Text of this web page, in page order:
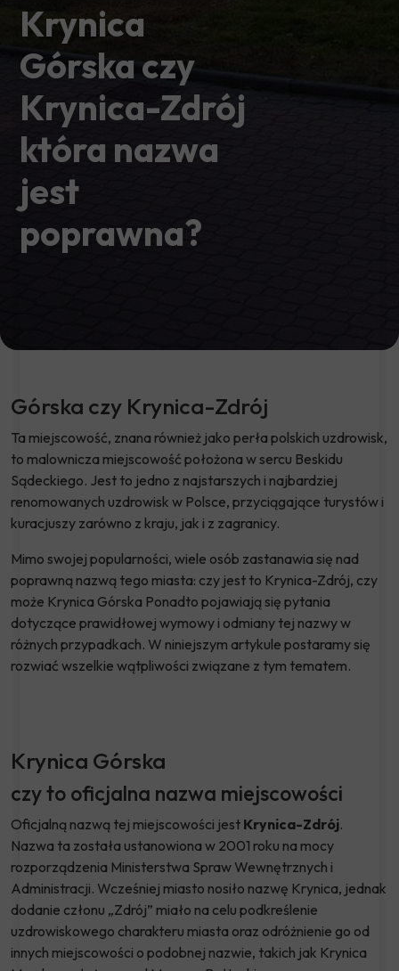
Krynica
Górska czy
Krynica-Zdrój
która nazwa
jest
poprawna?
Górska czy Krynica-Zdrój
Ta miejscowość, znana również jako perła polskich uzdrowisk,
to malownicza miejscowość położona w sercu Beskidu
Sądeckiego. Jest to jedno z najstarszych i najbardziej
renomowanych uzdrowisk w Polsce, przyciągające turystów i
kuracjuszy zarówno z kraju, jak i z zagranicy.
Mimo swojej popularności, wiele osób zastanawia się nad
poprawną nazwą tego miasta: czy jest to Krynica-Zdrój, czy
może Krynica Górska Ponadto pojawiają się pytania
dotyczące prawidłowej wymowy i odmiany tej nazwy w
różnych przypadkach. W niniejszym artykule postaramy się
rozwiać wszelkie wątpliwości związane z tym tematem.
Krynica Górska
czy to oficjalna nazwa miejscowości
Oficjalną nazwą tej miejscowości jest Krynica-Zdrój.
Nazwa ta została ustanowiona w 2001 roku na mocy
rozporządzenia Ministerstwa Spraw Wewnętrznych i
Administracji. Wcześniej miasto nosiło nazwę Krynica, jednak
dodanie członu „Zdrój” miało na celu podkreślenie
uzdrowiskowego charakteru miasta oraz odróżnienie go od
innych miejscowości o podobnej nazwie, takich jak Krynica